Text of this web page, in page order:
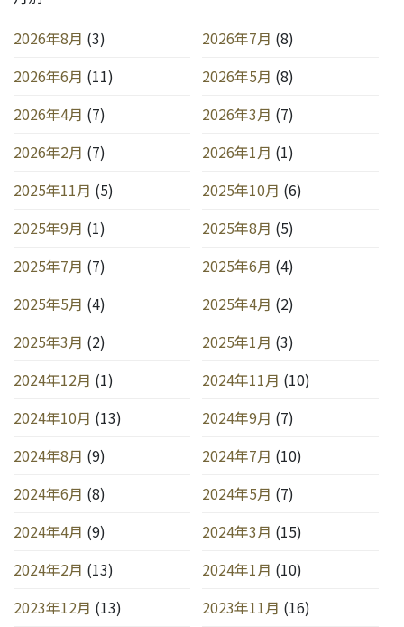
2026年8月 (3) 2026年7月 (8)
2026年6月 (11) 2026年5月 (8)
2026年4月 (7) 2026年3月 (7)
2026年2月 (7) 2026年1月 (1)
2025年11月 (5) 2025年10月 (6)
2025年9月 (1) 2025年8月 (5)
2025年7月 (7) 2025年6月 (4)
2025年5月 (4) 2025年4月 (2)
2025年3月 (2) 2025年1月 (3)
2024年12月 (1) 2024年11月 (10)
2024年10月 (13) 2024年9月 (7)
2024年8月 (9) 2024年7月 (10)
2024年6月 (8) 2024年5月 (7)
2024年4月 (9) 2024年3月 (15)
2024年2月 (13) 2024年1月 (10)
2023年12月 (13) 2023年11月 (16)